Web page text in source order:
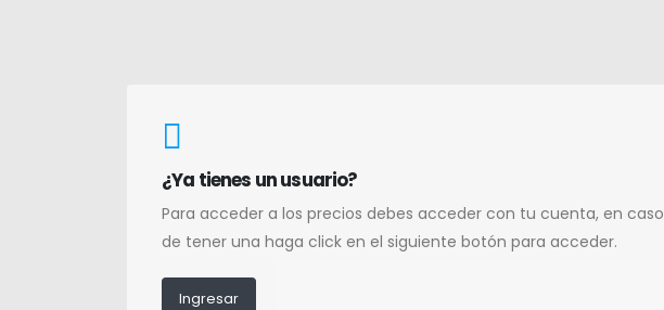
¿Ya tienes un usuario?
Para acceder a los precios debes acceder con tu cuenta, en caso
de tener una haga click en el siguiente botón para acceder.
Ingresar